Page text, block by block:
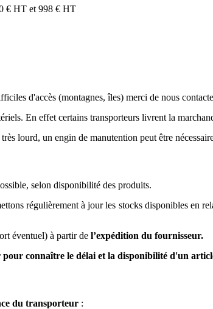
€ HT et 998 € HT
d'accès (montagnes, îles) merci de nous
En effet certains transporteurs livrent la
lourd, un engin de manutention peut être
selon disponibilité des produits.
régulièrement à jour les stocks disponibles en
éventuel) à partir de l’expédition du fournisseur.
connaître le délai et la disponibilité d'un
du transporteur :